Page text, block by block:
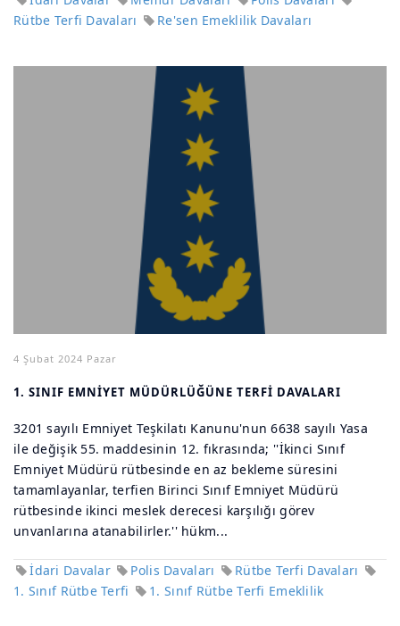
Rütbe Terfi Davaları
Re'sen Emeklilik Davaları
4 Şubat 2024 Pazar
1. SINIF EMNİYET MÜDÜRLÜĞÜNE TERFİ DAVALARI
3201 sayılı Emniyet Teşkilatı Kanunu'nun 6638 sayılı Yasa
ile değişik 55. maddesinin 12. fıkrasında; ''İkinci Sınıf
Emniyet Müdürü rütbesinde en az bekleme süresini
tamamlayanlar, terfien Birinci Sınıf Emniyet Müdürü
rütbesinde ikinci meslek derecesi karşılığı görev
unvanlarına atanabilirler.'' hükm...
İdari Davalar Polis Davaları
Rütbe Terfi Davaları
1. Sınıf Rütbe Terfi
1. Sınıf Rütbe Terfi Emeklilik